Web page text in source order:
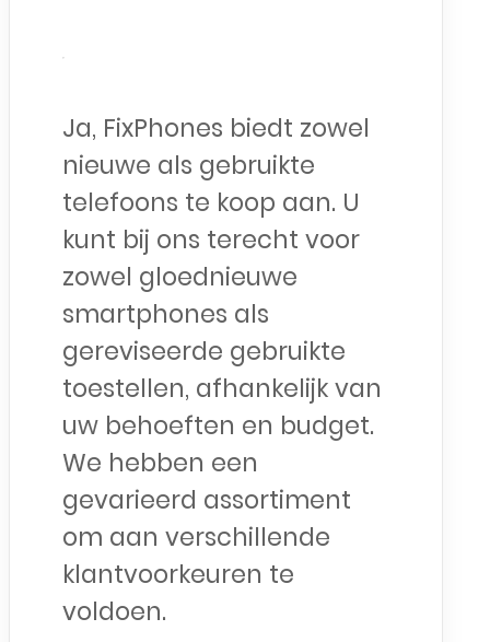
Ja, FixPhones biedt zowel
nieuwe als gebruikte
telefoons te koop aan. U
kunt bij ons terecht voor
zowel gloednieuwe
smartphones als
gereviseerde gebruikte
toestellen, afhankelijk van
uw behoeften en budget.
We hebben een
gevarieerd assortiment
om aan verschillende
klantvoorkeuren te
voldoen.